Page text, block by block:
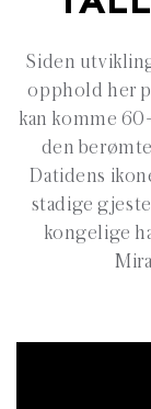
Siden
opphold her
kan komme
den
Datidens
stadige
kongelige